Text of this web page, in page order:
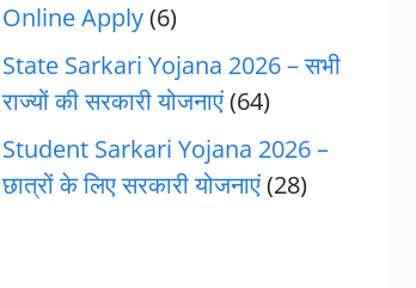
Online Apply(6)
State Sarkari Yojana 2026 – सभी
राज्यों की सरकारी योजनाएं(64)
Student Sarkari Yojana 2026 –
छात्रों के लिए सरकारी योजनाएं(28)